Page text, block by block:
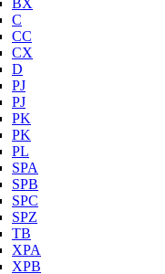
BX
C
CC
CX
D
PJ
PJ
PK
PK
PL
SPA
SPB
SPC
SPZ
TB
XPA
XPB